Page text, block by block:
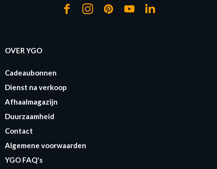
OVER YGO
Cadeaubonnen
Dienst na verkoop
Afhaalmagazijn
Duurzaamheid
Contact
Algemene voorwaarden
YGO FAQ's